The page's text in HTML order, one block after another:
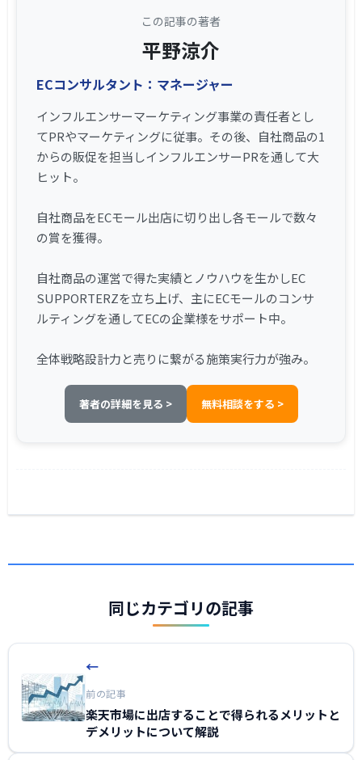
この記事の著者
平野涼介
ECコンサルタント：マネージャー
インフルエンサーマーケティング事業の責任者とし
てPRやマーケティングに従事。その後、自社商品の1
からの販促を担当しインフルエンサーPRを通して大
ヒット。
自社商品をECモール出店に切り出し各モールで数々
の賞を獲得。
自社商品の運営で得た実績とノウハウを生かしEC
SUPPORTERZを立ち上げ、主にECモールのコンサ
ルティングを通してECの企業様をサポート中。
全体戦略設計力と売りに繋がる施策実行力が強み。
著者の詳細を見る > 無料相談をする >
同じカテゴリの記事
←
前の記事
楽天市場に出店することで得られるメリットと
デメリットについて解説